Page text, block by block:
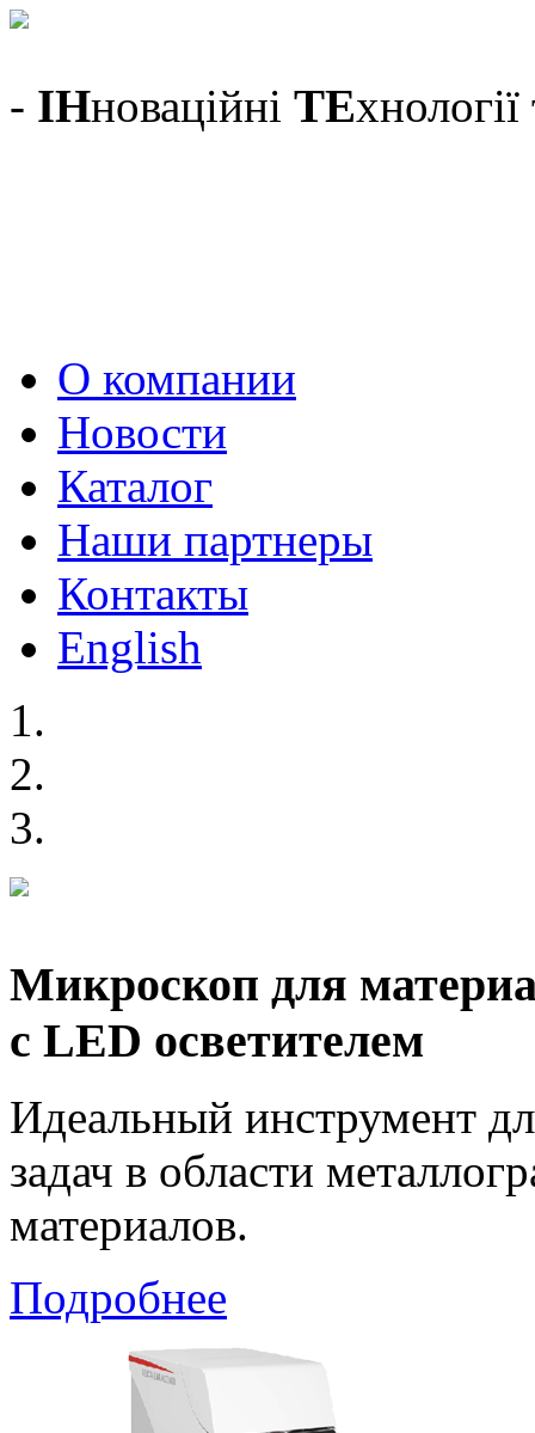
- ІНноваційні ТЕ
О компании
Новости
Каталог
Наши партнеры
Контакты
English
Микроскоп для
с LED осветителем
Идеальный инструмент
задач в области
материалов.
Подробнее